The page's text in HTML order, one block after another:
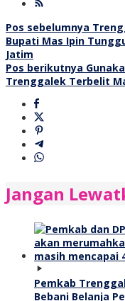
Navigasi
pos
Pos sebelumnya
Bupati Mas Ipin
Jatim
Pos berikutnya
Trenggalek Terbelit
Jangan
Pemkab
Bebani Belanja